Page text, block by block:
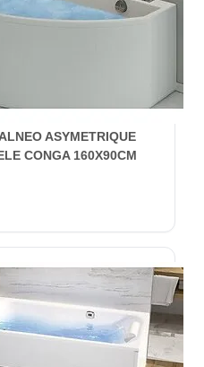
ASYMETRIQUE
CONGA 160X90CM